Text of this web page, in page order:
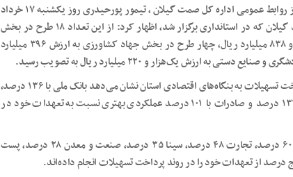
به نقل از روابط عمومی اداره کل صمت گیلان ، تیمور پورحیدری روز یکشنبه ۱۷ خرداد
در جلسه کارگروه تسهیل و رفع موانع تولید گیلان که در استانداری برگزار شد، اظهار کرد: از این تعداد ۱۸ طرح در بخش
صنعت، معدن و تجارت به ارزش ۱۷ هزار و ۸۳۸ میلیارد ریال، چهار طرح در بخش جهاد کشاورزی به ارزش ۳۹۶ میلیارد
وی ادامه داد: بررسی آخرین وضعیت پرداخت تسهیلات به بنگاه‌های اقتصادی استان نشان می‌دهد بانک ملی با ۱۳۶ درصد،
توسعه تعاون با ۱۴۸ درصد، کشاورزی با ۱۳۳ درصد و صادرات با ۱۰۱ درصد عملکردی بهتری نسبت به تعهدات خود در
وی افزود: بانک رفاه نیز با ۷۱ درصد، ملت ۶۰ درصد، تجارت ۴۸ درصد، سینا ۳۵ درصد، صنعت و معدن ۲۸ درصد، پست